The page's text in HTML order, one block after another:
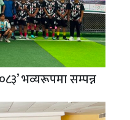
भव्यरूपमा सम्पन्न